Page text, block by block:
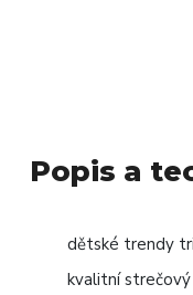
Popis a
dětské trendy
kvalitní